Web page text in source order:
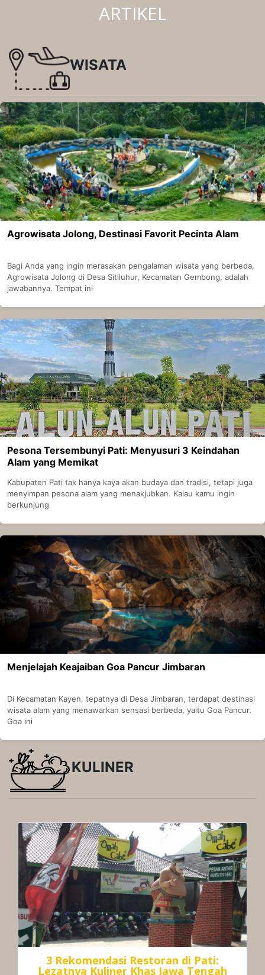
ARTIKEL
WISATA
Agrowisata Jolong, Destinasi Favorit Pecinta Alam
Bagi Anda yang ingin merasakan pengalaman wisata yang berbeda,
Agrowisata Jolong di Desa Sitiluhur, Kecamatan Gembong, adalah
jawabannya. Tempat ini
Pesona Tersembunyi Pati: Menyusuri 3 Keindahan
Alam yang Memikat
Kabupaten Pati tak hanya kaya akan budaya dan tradisi, tetapi juga
menyimpan pesona alam yang menakjubkan. Kalau kamu ingin
berkunjung
Menjelajah Keajaiban Goa Pancur Jimbaran
Di Kecamatan Kayen, tepatnya di Desa Jimbaran, terdapat destinasi
wisata alam yang menawarkan sensasi berbeda, yaitu Goa Pancur.
Goa ini
KULINER
3 Rekomendasi Restoran di Pati:
Lezatnya Kuliner Khas Jawa Tengah